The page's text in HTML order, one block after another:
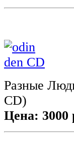
Разные
CD)
Цена: 3000